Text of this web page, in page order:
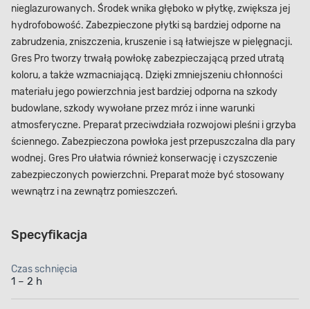
nieglazurowanych. Środek wnika głęboko w płytkę, zwiększa jej
hydrofobowość. Zabezpieczone płytki są bardziej odporne na
zabrudzenia, zniszczenia, kruszenie i są łatwiejsze w pielęgnacji.
Gres Pro tworzy trwałą powłokę zabezpieczającą przed utratą
koloru, a także wzmacniającą. Dzięki zmniejszeniu chłonności
materiału jego powierzchnia jest bardziej odporna na szkody
budowlane, szkody wywołane przez mróz i inne warunki
atmosferyczne. Preparat przeciwdziała rozwojowi pleśni i grzyba
ściennego. Zabezpieczona powłoka jest przepuszczalna dla pary
wodnej. Gres Pro ułatwia również konserwację i czyszczenie
zabezpieczonych powierzchni. Preparat może być stosowany
wewnątrz i na zewnątrz pomieszczeń.
Specyfikacja
Czas schnięcia
1 – 2 h